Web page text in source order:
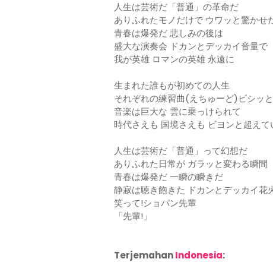
人生は芸術だ「普通」の革命だ
ありふれたモノだけで ウワッと驚かせ
青春は爆発だ 悲しみの後は
盛大な演奏会 ドカンとデッカイ音量で
我が英雄 ロマンの英雄 永遠に
生まれた誰もが初めての人生
それぞれの練習曲(えちゅーど)ビシッ
音楽は巨大な 雲に乗っけられて
時代さえも 国境さえも ビヨンと超えて
人生は芸術だ「普通」って幻想だ
ありふれた日常が ガラッと変わる瞬間
青春は爆発だ 一瞬の瞬きだ
静寂は聴き飽きた ドカンとデッカイ花
笑って!ショパン先輩
「先輩!」
TerjemahanIndonesia: